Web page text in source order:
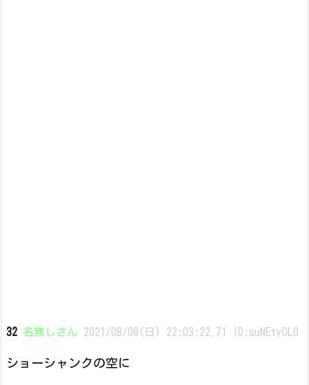
32 名無しさん 2021/08/08(日) 22:03:22.71 ID:suNEtyOL0
ショーシャンクの空に